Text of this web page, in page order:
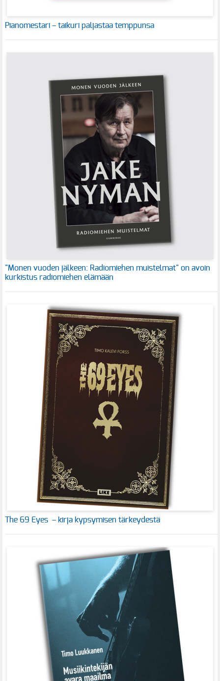
Pianomestari – taikuri paljastaa temppunsa
"Monen vuoden jälkeen: Radiomiehen muistelmat" on avoin
kurkistus radiomiehen elämään
The 69 Eyes – kirja kypsymisen tärkeydestä